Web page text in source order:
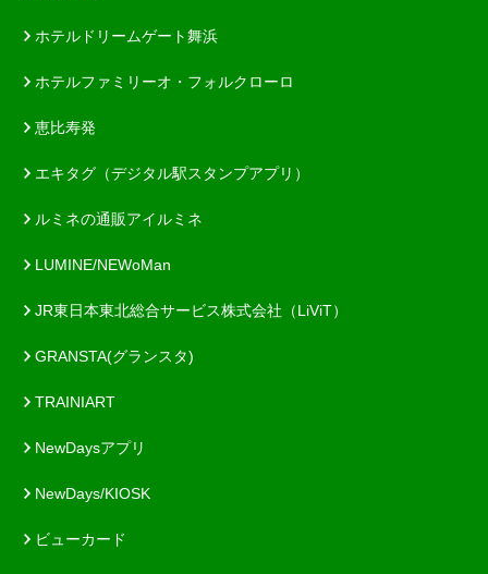
ホテルドリームゲート舞浜
ホテルファミリーオ・フォルクローロ
恵比寿発
エキタグ（デジタル駅スタンプアプリ）
ルミネの通販アイルミネ
LUMINE/NEWoMan
JR東日本東北総合サービス株式会社（LiViT）
GRANSTA(グランスタ)
TRAINIART
NewDaysアプリ
NewDays/KIOSK
ビューカード